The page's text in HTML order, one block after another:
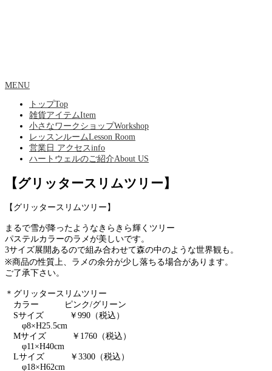
MENU
トップTop
雑貨アイテムItem
小さなワークショップWorkshop
レッスンルームLesson Room
営業日 アクセスinfo
ハートウェルのご紹介About US
【グリッタースリムツリー】
【グリッタースリムツリー】
まるで雪が降ったようなきらきら輝くツリー
パステルカラーのラメが美しいです。
3サイズ展開あるので組み合わせて森の中のような世界観も。
※商品の性質上、ラメの余分が少し落ちる場合があります。
ご了承下さい。
＊グリッタースリムツリー
カラー ピンク/グリーン
Sサイズ
￥990（税込）
φ8×H25.5cm
Mサイズ ￥1760（税込）
φ11×H40cm
Lサイズ ￥3300（税込）
φ18×H62cm